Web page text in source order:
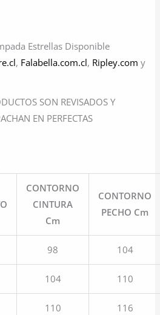
Estrellas Disponible
, Falabella.com.cl, Ripley.com y
SON REVISADOS Y
EN PERFECTAS
CONTORNO
CINTURA
Cm
CONTORNO
PECHO Cm
98 104
104 110
110 116